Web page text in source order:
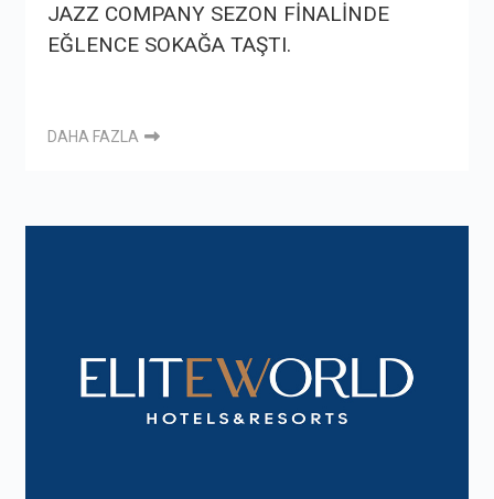
JAZZ COMPANY SEZON FİNALİNDE
EĞLENCE SOKAĞA TAŞTI.
DAHA FAZLA